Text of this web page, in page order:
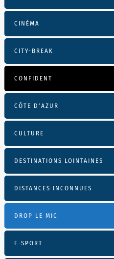
CINÉMA
CITY-BREAK
CONFIDENT
CÔTE D’AZUR
CULTURE
DESTINATIONS LOINTAINES
DISTANCES INCONNUES
DROP LE MIC
E-SPORT